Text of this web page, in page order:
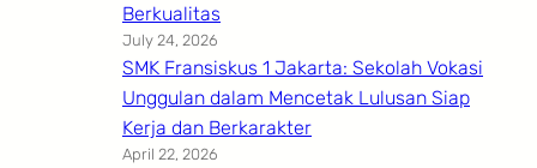
Berkualitas
July 24, 2026
SMK Fransiskus 1 Jakarta: Sekolah Vokasi
Unggulan dalam Mencetak Lulusan Siap
Kerja dan Berkarakter
April 22, 2026